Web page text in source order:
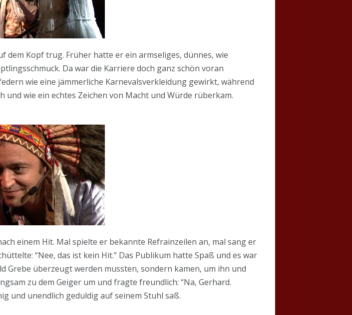
dem Kopf trug. Früher hatte er ein armseliges, dünnes, wie
Da war die Karriere doch ganz schön voran
wie eine jämmerliche Karnevalsverkleidung gewirkt, während
und wie ein echtes Zeichen von Macht und Würde rüberkam.
einem Hit. Mal spielte er bekannte Refrainzeilen an, mal sang er
“Nee, das ist kein Hit.” Das Publikum hatte Spaß und es war
Grebe überzeugt werden mussten, sondern kamen, um ihn und
zu dem Geiger um und fragte freundlich: “Na, Gerhard.
und unendlich geduldig auf seinem Stuhl saß.